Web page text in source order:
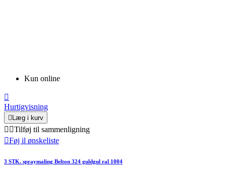
Kun online

Hurtigvisning
Læg i kurv
 Tilføj til sammenligning
Føj il ønskeliste
3 STK. spraymaling Belton 324 guldgul ral 1004